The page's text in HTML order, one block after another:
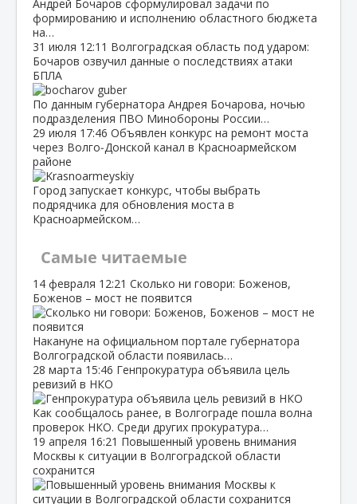
Андрей Бочаров сформулировал задачи по
формированию и исполнению областного бюджета
на…
31 июля 12:11 Волгоградская область под ударом:
Бочаров озвучил данные о последствиях атаки
БПЛА
По данным губернатора Андрея Бочарова, ночью
подразделения ПВО Минобороны России…
29 июля 17:46 Объявлен конкурс на ремонт моста
через Волго‑Донской канал в Красноармейском
районе
Город запускает конкурс, чтобы выбрать
подрядчика для обновления моста в
Красноармейском…
Самые читаемые
14 февраля 12:21 Сколько ни говори: Боженов,
Боженов – мост не появится
Накануне на официальном портале губернатора
Волгоградской области появилась…
28 марта 15:46 Генпрокуратура объявила цель
ревизий в НКО
Как сообщалось ранее, в Волгограде пошла волна
проверок НКО. Среди других прокуратура…
19 апреля 16:21 Повышенный уровень внимания
Москвы к ситуации в Волгоградской области
сохранится